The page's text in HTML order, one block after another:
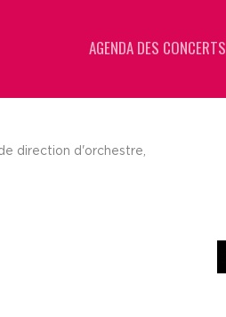
AGENDA DES CONCERTS
direction d'orchestre,